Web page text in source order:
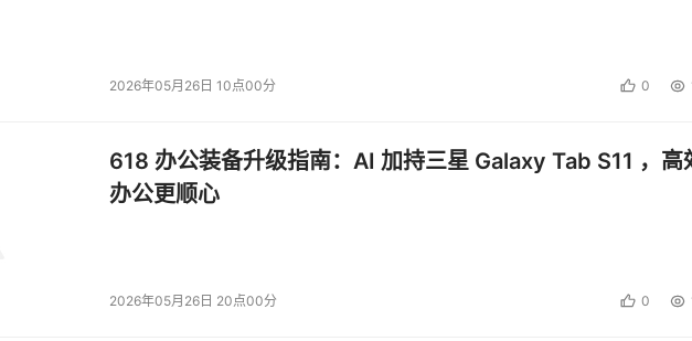
2026年05月26日 10点00分 0
618 办公装备升级指南：AI 加持三星 Galaxy Tab S11 ，高
办公更顺心
2026年05月26日 20点00分 0